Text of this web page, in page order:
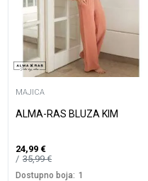
MAJICA
ALMA-RAS BLUZA KIM
24,99 €
35,99€
Dostupno boja: 1